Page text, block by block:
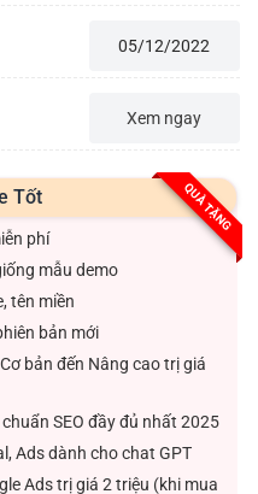
05/12/2022
Xem ngay
QUÀ TẶNG
Tốt
phí
mẫu demo
tên miền
bản mới
bản đến Nâng cao trị giá
SEO đầy đủ nhất 2025
Ads dành cho chat GPT
Ads trị giá 2 triệu (khi mua